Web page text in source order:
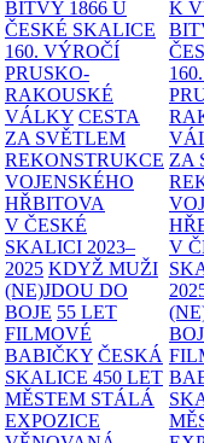
BITVY 1866 U
ČESKÉ SKALICE
160. VÝROČÍ
PRUSKO-
RAKOUSKÉ
VÁLKY CESTA
ZA SVĚTLEM
REKONSTRUKCE
VOJENSKÉHO
HŘBITOVA
V ČESKÉ
SKALICI 2023–
2025 KDYŽ MUŽI
(NE)JDOU DO
BOJE 55 LET
FILMOVÉ
BABIČKY ČESKÁ
SKALICE 450 LET
MĚSTEM STÁLÁ
EXPOZICE
K
ZA
V